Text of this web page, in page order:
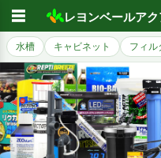
☰ レヨンベールアク
水槽 キャビネット フィル